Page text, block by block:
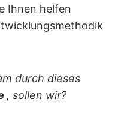
Ihnen helfen
durch dieses
, sollen wir?